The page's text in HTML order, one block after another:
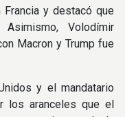
Francia y destacó que
Volodímir
Macron y Trump fue
y el mandatario
los aranceles que el